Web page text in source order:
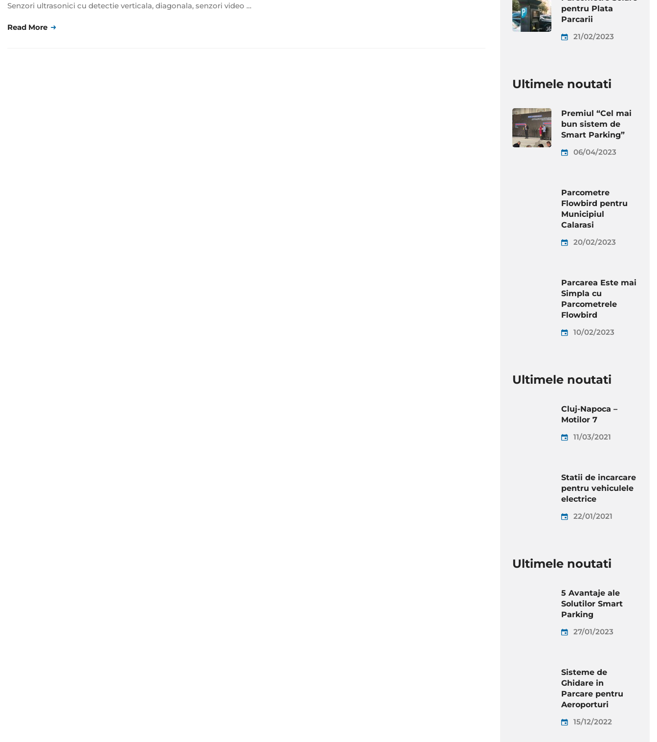
Senzori ultrasonici cu detectie verticala, diagonala, senzori video …
Read More
pentru Plata
Parcarii
21/02/2023
Ultimele noutati
Premiul “Cel mai
bun sistem de
Smart Parking”
06/04/2023
Parcometre
Flowbird pentru
Municipiul
Calarasi
20/02/2023
Parcarea Este mai
Simpla cu
Parcometrele
Flowbird
10/02/2023
Ultimele noutati
Cluj-Napoca –
Motilor 7
11/03/2021
Statii de incarcare
pentru vehiculele
electrice
22/01/2021
Ultimele noutati
5 Avantaje ale
Solutilor Smart
Parking
27/01/2023
Sisteme de
Ghidare in
Parcare pentru
Aeroporturi
15/12/2022